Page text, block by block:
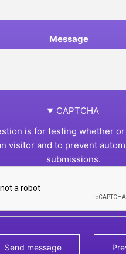
Message
CAPTCHA
is for testing whether
visitor and to prevent
submissions.